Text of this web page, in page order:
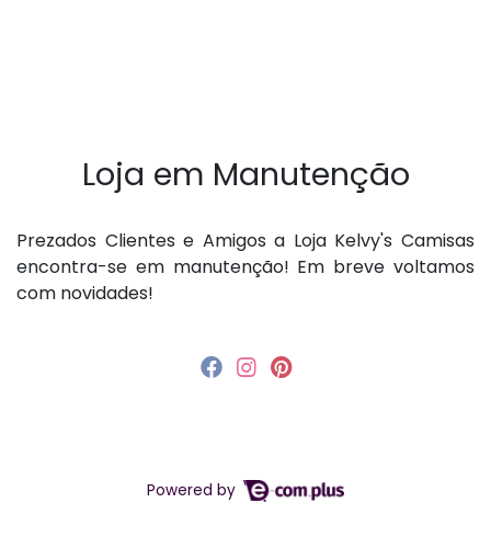
Loja em Manutenção
P rezados Clientes e Amigos a Loja Kelvy's Camisas
encontra-se em manutenção! Em breve voltamos
com novidades!
Powered by